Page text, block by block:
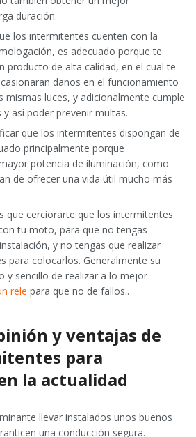
duración.
los intermitentes cuenten con la
es adecuado porque te
producto de alta calidad, en el cual te
daños en el funcionamiento
mismas luces, y adicionalmente cumple
así poder prevenir multas.
que los intermitentes dispongan de
principalmente porque
potencia de iluminación, como
de ofrecer una vida útil mucho más
que cerciorarte que los intermitentes
tu moto, para que no tengas
y no tengas que realizar
para colocarlos. Generalmente su
y sencillo de realizar a lo mejor
rele para que no de fallos..
y ventajas de
para
la actualidad
llevar instalados unos buenos
una conducción segura.